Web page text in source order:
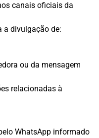
canais oficiais da
a divulgação de:
ou da mensagem
relacionadas à
WhatsApp informado